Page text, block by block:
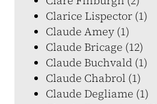
Clarice Lispector (1)
Claude Amey (1)
Claude Bricage (12)
Claude Buchvald (1)
Claude Chabrol (1)
Claude Degliame (1)